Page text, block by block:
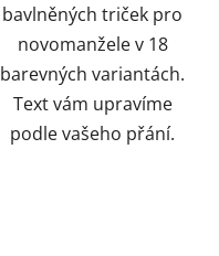
bavlněných triček pro
novomanžele v 18
barevných variantách.
Text vám upravíme
podle vašeho přání.